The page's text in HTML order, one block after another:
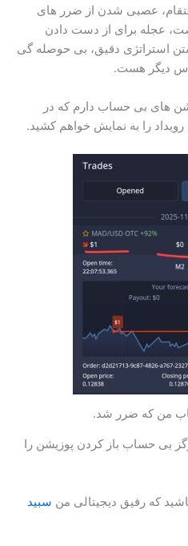
عصبی شدن از ضرر های
عجله برای از دست دادن
استراتژی دقیق، بی حوصله گی
دیگر هست.
های بی حساب دارم که در
رویداد را به نمایش خواهم کشید.
من که ضرر شد.
بی حساب باز کردن پوزیشن را
که رفیق دیجیتالی من سبید